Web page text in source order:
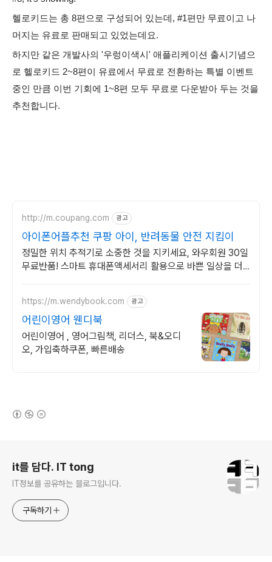
헬로키드는 총 8편으로 구성되어 있는데, #1편만 무료이고 나
머지는 유료로 판매되고 있었는데요.
하지만 같은 개발사의 '우렁이색시' 애플리케이션 출시기념으
로 헬로키드 2~8편이 유료에서 무료로 전환하는 특별 이벤트
중인 만큼 이번 기회에 1~8편 모두 무료로 다운받아 두는 것을
추천합니다.
http://m.coupang.com 광고
아이폰어플추천 쿠팡 아이, 반려동물 안전 지킴이
정밀한 위치 추적기로 소중한 것을 지키세요, 와우회원 30일
무료반품! 스마트 휴대폰액세서리 활용으로 바쁜 일상을 더
https://m.wendybook.com 광고
어린이영어 웬디북
어린이영어 , 영어그림책, 리더스, 북&오디
오, 가입축하쿠폰, 빠른배송
it를 담다. IT tong
IT정보를 공유하는 블로그입니다.
구독하기